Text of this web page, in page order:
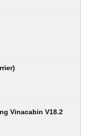
Vinacabin V18.2